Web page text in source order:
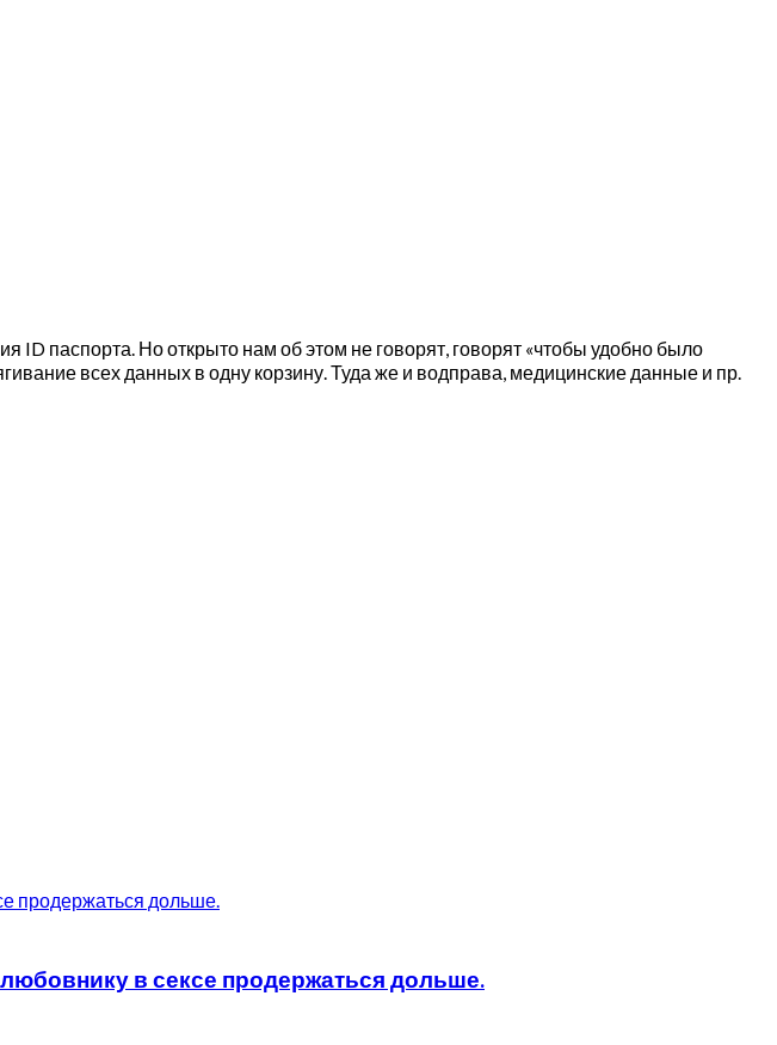
паспорта. Но открыто нам об этом не говорят, говорят «чтобы удобно было
всех данных в одну корзину. Туда же и водправа, медицинские данные и пр.
в сексе продержаться дольше.